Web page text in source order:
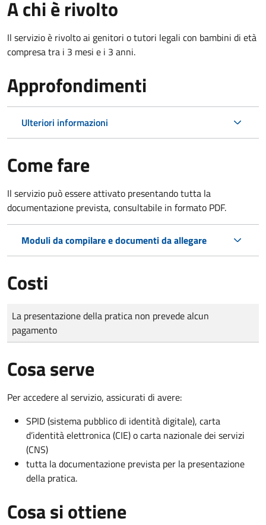
A chi è rivolto
Il servizio è rivolto ai genitori o tutori legali con bambini di età
compresa tra i 3 mesi e i 3 anni.
Approfondimenti
Ulteriori informazioni
Come fare
Il servizio può essere attivato presentando tutta la
documentazione prevista, consultabile in formato PDF.
Moduli da compilare e documenti da allegare
Costi
Tipo di pagamento
Importo
La presentazione della pratica non prevede alcun
pagamento
Cosa serve
Per accedere al servizio, assicurati di avere:
SPID (sistema pubblico di identità digitale), carta
d’identità elettronica (CIE) o carta nazionale dei servizi
(CNS)
tutta la documentazione prevista per la presentazione
della pratica.
Cosa si ottiene